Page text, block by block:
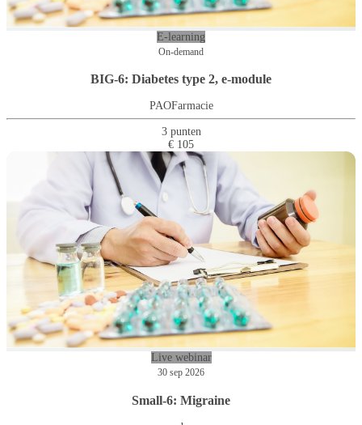
E-learning
On-demand
BIG-6: Diabetes type 2, e-module
PAOFarmacie
3 punten
€ 105
Live webinar
30 sep 2026
Small-6: Migraine